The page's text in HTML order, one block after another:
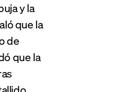
y la
que la
de
que la